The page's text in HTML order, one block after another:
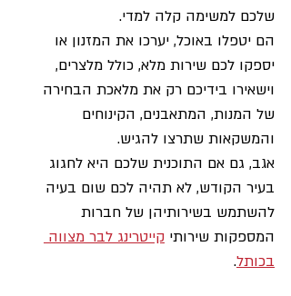
שלכם למשימה קלה למדי.
הם יטפלו באוכל, יערכו את המזנון או
יספקו לכם שירות מלא, כולל מלצרים,
וישאירו בידיכם רק את מלאכת הבחירה
של המנות, המתאבנים, הקינוחים
והמשקאות שתרצו להגיש.
אגב, גם אם התוכנית שלכם היא לחגוג
בעיר הקודש, לא תהיה לכם שום בעיה
להשתמש בשירותיהן של חברות
המספקות שירותי קייטרינג לבר מצווה
בכותל.